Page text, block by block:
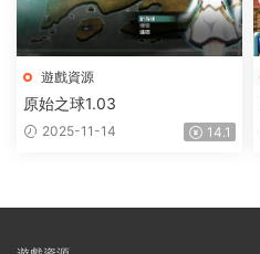
遊戲資源
原始之球1.03
2025-11-14 14.1